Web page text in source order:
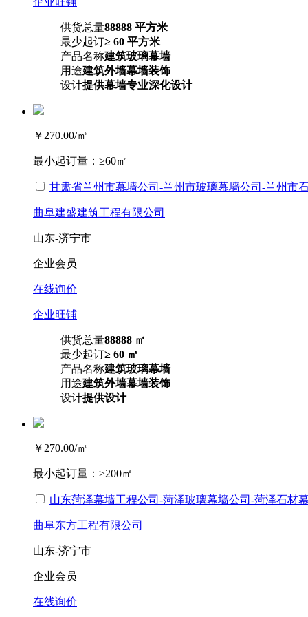
供货总量88888 平方米
最少起订≥ 60 平方米
产品名称建筑玻璃幕墙
用途建筑外墙幕墙装饰
设计提供幕墙专业深化设计
￥270.00/㎡
最小起订量： ≥60㎡
甘肃省兰州市幕墙公司-兰州市玻璃幕墙公司-兰州市
曲阜建盛建筑工程有限公司
山东-济宁市
企业会员
在线询价
企业旺铺
供货总量88888 ㎡
最少起订≥ 60 ㎡
产品名称建筑玻璃幕墙
用途建筑外墙幕墙装饰
设计提供设计
￥270.00/㎡
最小起订量： ≥200㎡
山东菏泽幕墙工程公司-菏泽玻璃幕墙公司-菏泽石材
曲阜东方工程有限公司
山东-济宁市
企业会员
在线询价